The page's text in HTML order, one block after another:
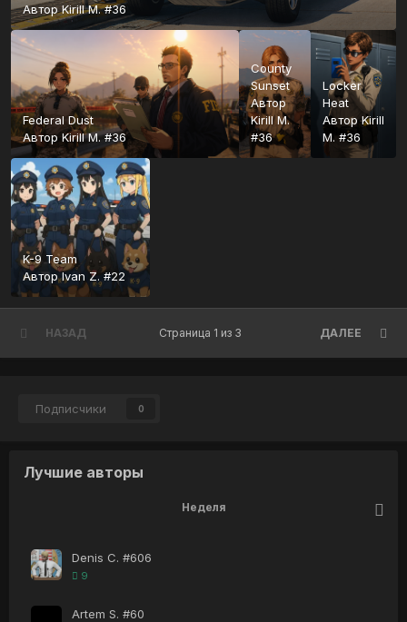
АвторKirill M. #36
Federal Dust
АвторKirill M. #36
County
Sunset
Автор
Kirill M.
#36
Locker
Heat
АвторKirill
M. #36
K-9 Team
АвторIvan Z. #22
НАЗАД ДАЛЕЕ
Страница 1 из 3
Подписчики 0
Лучшие авторы
Неделя
Denis C. #606
9
Artem S. #60